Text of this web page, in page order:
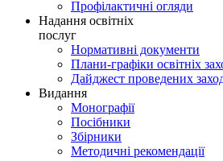
Профілактичні огляди
Надання освітніх
послуг
Нормативні документи
Плани-графіки освітніх
Дайджест проведених
Видання
Монографії
Посібники
Збірники
Методичні рекомендації